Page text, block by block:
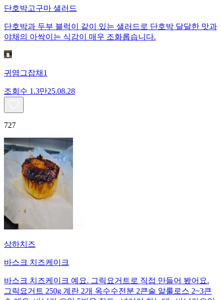
단호박고구마 샐러드
단호박과 두부 블럭이 같이 있는 샐러드로 단호박 달달한 맛과
야채의 아싹이는 식감이 매우 조화롭습니다.
귀염그잡채1
조회수 1.3만25.08.28
727
상하치즈
바스크 치즈케이크
바스크 치즈케이크 예요. 그릭요거트로 직접 만들어 봤어요.
그릭요거트 250g 계란 2개 옥수수전분 2큰술 알룰로스 2~3큰